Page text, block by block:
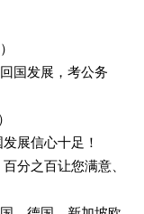
）
国发展，考公务
）
展信心十足！
分之百让您满意、